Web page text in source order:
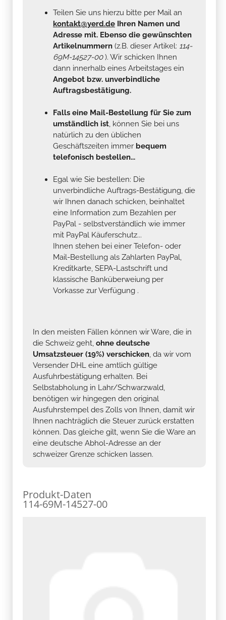
Teilen Sie uns hierzu bitte per Mail an
kontakt@yerd.de Ihren Namen und
Adresse mit. Ebenso die gewünschten
Artikelnummern (z.B. dieser Artikel: 114-
69M-14527-00). Wir schicken Ihnen
dann innerhalb eines Arbeitstages ein
Angebot bzw. unverbindliche
Auftragsbestätigung.
Falls eine Mail-Bestellung für Sie zum
umständlich ist, können Sie bei uns
natürlich zu den üblichen
Geschäftszeiten immer bequem
telefonisch bestellen...
Egal wie Sie bestellen: Die
unverbindliche Auftrags-Bestätigung, die
wir Ihnen danach schicken, beinhaltet
eine Information zum Bezahlen per
PayPal - selbstverständlich wie immer
mit PayPal Käuferschutz...
Ihnen stehen bei einer Telefon- oder
Mail-Bestellung als Zahlarten PayPal,
Kreditkarte, SEPA-Lastschrift und
klassische Banküberweiung per
Vorkasse zur Verfügung .
In den meisten Fällen können wir Ware, die in
die Schweiz geht, ohne deutsche
Umsatzsteuer (19%) verschicken, da wir vom
Versender DHL eine amtlich gültige
Ausfuhrbestätigung erhalten. Bei
Selbstabholung in Lahr/Schwarzwald,
benötigen wir hingegen den original
Ausfuhrstempel des Zolls von Ihnen, damit wir
Ihnen nachträglich die Steuer zurück erstatten
können. Das gleiche gilt, wenn Sie die Ware an
eine deutsche Abhol-Adresse an der
schweizer Grenze schicken lassen.
Produkt-Daten
114-69M-14527-00